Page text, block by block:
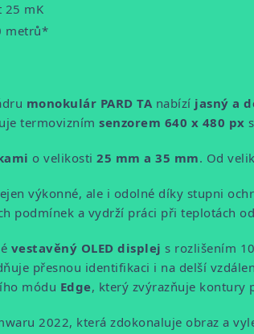
25 mK
metrů*
monokulár PARD TA nabízí jasný a
termovizním senzorem 640 x 480 px s
o velikosti 25 mm a 35 mm. Od
výkonné, ale i odolné díky stupni
podmínek a vydrží práci při teplotách od
vestavěný OLED displej s rozlišením
přesnou identifikaci i na delší
módu Edge, který zvýrazňuje kontury
2022, která zdokonaluje obraz a